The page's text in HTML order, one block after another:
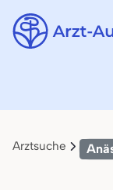
Arztsuche